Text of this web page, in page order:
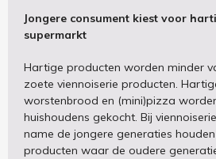
Jongere consument kiest voor
supermarkt
Hartige producten worden minder
zoete viennoiserie producten.
worstenbrood en (mini)pizza
huishoudens gekocht. Bij
name de jongere generaties
producten waar de oudere